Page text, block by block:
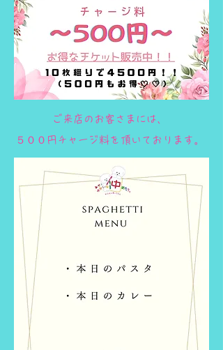
ご来店のお客さまには、
５００円チャージ料を頂いております。